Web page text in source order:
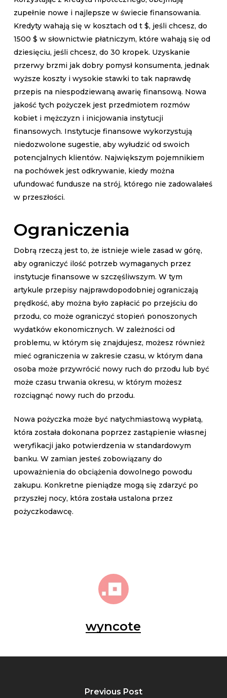
zupełnie nowe i najlepsze w świecie finansowania.
Kredyty wahają się w kosztach od t $, jeśli chcesz, do
1500 $ w słownictwie płatniczym, które wahają się od
dziesięciu, jeśli chcesz, do 30 kropek. Uzyskanie
przerwy brzmi jak dobry pomysł konsumenta, jednak
wyższe koszty i wysokie stawki to tak naprawdę
przepis na niespodziewaną awarię finansową. Nowa
jakość tych pożyczek jest przedmiotem rozmów
kobiet i mężczyzn i inicjowania instytucji
finansowych. Instytucje finansowe wykorzystują
niedozwolone sugestie, aby wyłudzić od swoich
potencjalnych klientów. Największym pojemnikiem
na pochówek jest odkrywanie, kiedy można
ufundować fundusze na strój, którego nie zadowalałeś
w przeszłości.
Ograniczenia
Dobrą rzeczą jest to, że istnieje wiele zasad w górę,
aby ograniczyć ilość potrzeb wymaganych przez
instytucje finansowe w szczęśliwszym. W tym
artykule przepisy najprawdopodobniej ograniczają
prędkość, aby można było zapłacić po przejściu do
przodu, co może ograniczyć stopień ponoszonych
wydatków ekonomicznych. W zależności od
problemu, w którym się znajdujesz, możesz również
mieć ograniczenia w zakresie czasu, w którym dana
osoba może przywrócić nowy ruch do przodu lub być
może czasu trwania okresu, w którym możesz
rozciągnąć nowy ruch do przodu.
Nowa pożyczka może być natychmiastową wypłatą,
która została dokonana poprzez zastąpienie własnej
weryfikacji jako potwierdzenia w standardowym
banku. W zamian jesteś zobowiązany do
upoważnienia do obciążenia dowolnego powodu
zakupu. Konkretne pieniądze mogą się zdarzyć po
przyszłej nocy, która została ustalona przez
pożyczkodawcę.
wyncote
Previous Post